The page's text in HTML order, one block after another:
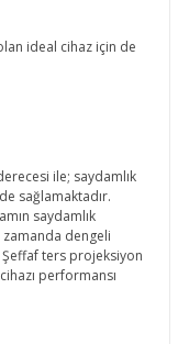
ideal cihaz için de
ile; saydamlık
sağlamaktadır.
saydamlık
dengeli
Şeffaf ters projeksiyon
performansı